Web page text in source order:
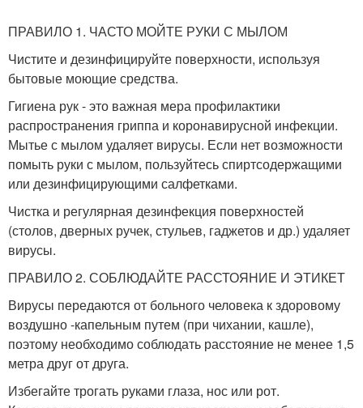
ПРАВИЛО 1. ЧАСТО МОЙТЕ РУКИ С МЫЛОМ
Чистите и дезинфицируйте поверхности, используя
бытовые моющие средства.
Гигиена рук - это важная мера профилактики
распространения гриппа и коронавирусной инфекции.
Мытье с мылом удаляет вирусы. Если нет возможности
помыть руки с мылом, пользуйтесь спиртсодержащими
или дезинфицирующими салфетками.
Чистка и регулярная дезинфекция поверхностей
(столов, дверных ручек, стульев, гаджетов и др.) удаляет
вирусы.
ПРАВИЛО 2. СОБЛЮДАЙТЕ РАССТОЯНИЕ И ЭТИКЕТ
Вирусы передаются от больного человека к здоровому
воздушно -капельным путем (при чихании, кашле),
поэтому необходимо соблюдать расстояние не менее 1,5
метра друг от друга.
Избегайте трогать руками глаза, нос или рот.